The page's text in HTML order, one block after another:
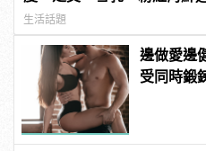
連結！ | manfashion這樣變
生活話題
邊做愛邊
受同時鍛